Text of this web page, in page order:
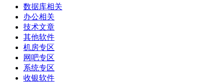
数据库相关
办公相关
技术文章
其他软件
机房专区
网吧专区
系统专区
收银软件